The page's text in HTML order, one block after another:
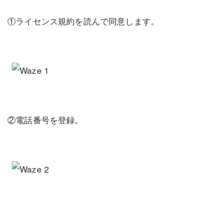
①ライセンス規約を読んで同意します。
②電話番号を登録。